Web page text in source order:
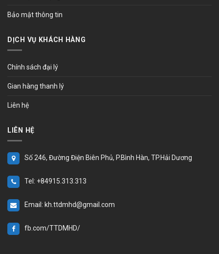
Bảo mật thông tin
DỊCH VỤ KHÁCH HÀNG
Chính sách đại lý
Gian hàng thanh lý
Liên hệ
LIÊN HỆ
Số 246, Đường Điện Biên Phủ, P.Bình Hàn, TP.Hải Dương
Tel: +84915.313.313
Email: kh.ttdmhd@gmail.com
fb.com/TTDMHD/